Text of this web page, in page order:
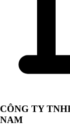
CÔNG TY
NAM